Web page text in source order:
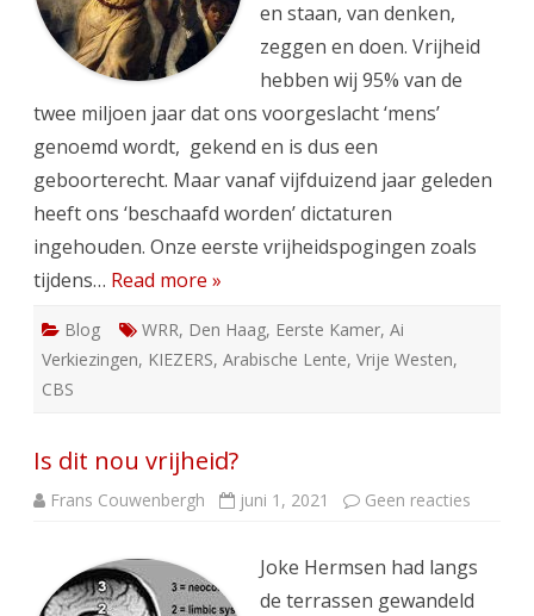
en staan, van denken,
zeggen en doen. Vrijheid
hebben wij 95% van de
twee miljoen jaar dat ons voorgeslacht ‘mens’
genoemd wordt, gekend en is dus een
geboorterecht. Maar vanaf vijfduizend jaar geleden
heeft ons ‘beschaafd worden’ dictaturen
ingehouden. Onze eerste vrijheidspogingen zoals
tijdens… Read more »
Blog WRR, Den Haag, Eerste Kamer, Ai
Verkiezingen, KIEZERS, Arabische Lente, Vrije Westen,
CBS
Is dit nou vrijheid?
Frans Couwenbergh juni 1, 2021 Geen reacties
vrijheid?
Joke Hermsen had langs
de terrassen gewandeld